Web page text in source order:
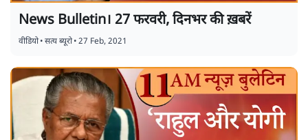
News Bulletin। 27 फरवरी, दिनभर की ख़बरें
वीडियो•सत्य ब्यूरो•27 Feb, 2021